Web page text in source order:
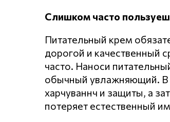
Слишком часто
Питательный крем
дорогой и качественный
часто. Наноси
обычный увлажняющий. В
харчуваннч и защиты, а
потеряет естественный